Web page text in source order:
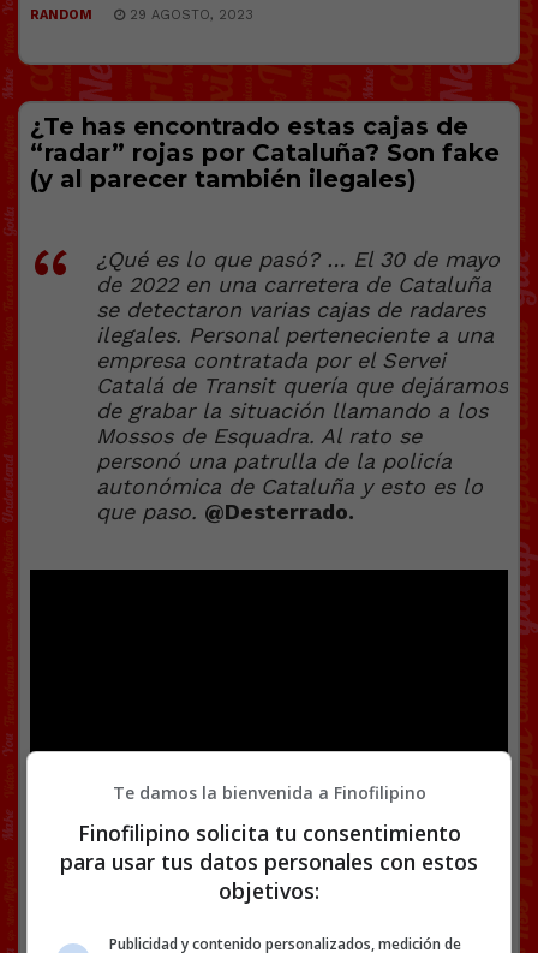
RANDOM 29 AGOSTO, 2023
¿Te has encontrado estas cajas de
“radar” rojas por Cataluña? Son fake
(y al parecer también ilegales)
¿Qué es lo que pasó? … El 30 de mayo
de 2022 en una carretera de Cataluña
se detectaron varias cajas de radares
ilegales. Personal perteneciente a una
empresa contratada por el Servei
Catalá de Transit quería que dejáramos
de grabar la situación llamando a los
Mossos de Esquadra. Al rato se
personó una patrulla de la policía
autonómica de Cataluña y esto es lo
que paso. @Desterrado.
Enviado por @Bitarin
Facebook
Twitter
WhatsApp
Gmail
Copy
Te damos la bienvenida a Finofilipino
Finofilipino solicita tu consentimiento
para usar tus datos personales con estos
objetivos:
Publicidad y contenido personalizados, medición de